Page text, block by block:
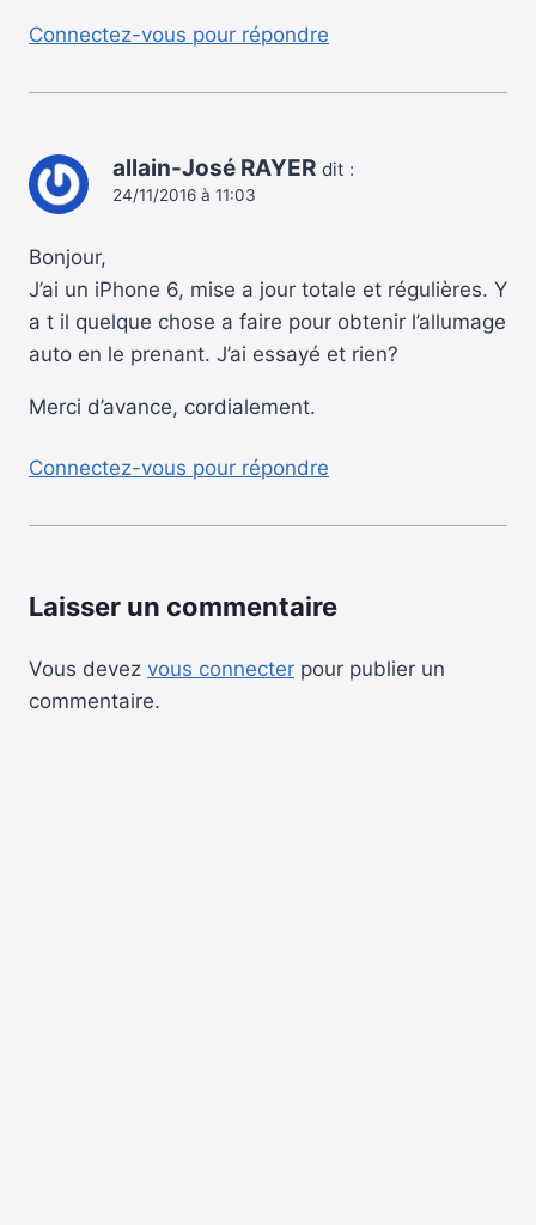
Connectez-vous pour répondre
allain-José RAYER dit :
24/11/2016 à 11:03
Bonjour,
J’ai un iPhone 6, mise a jour totale et régulières. Y
a t il quelque chose a faire pour obtenir l’allumage
auto en le prenant. J’ai essayé et rien?
Merci d’avance, cordialement.
Connectez-vous pour répondre
Laisser un commentaire
Vous devez vous connecter pour publier un
commentaire.